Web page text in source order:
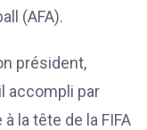
(AFA).
président,
accompli par
la tête de la FIFA